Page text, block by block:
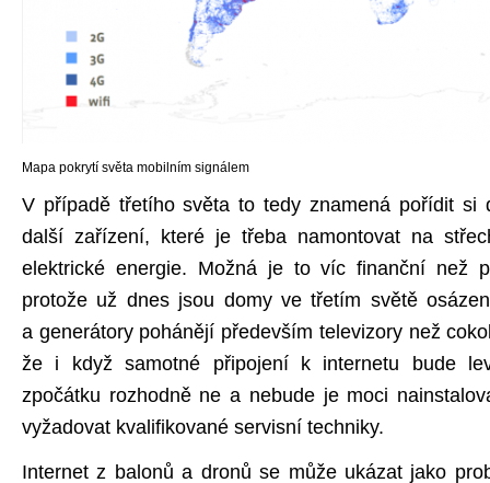
Mapa pokrytí světa mobilním signálem
V případě třetího světa to tedy znamená pořídit si
další zařízení, které je třeba namontovat na
elektrické energie. Možná je to víc finanční než
protože už dnes jsou domy ve třetím světě
a generátory pohánějí především televizory než
že i když samotné připojení k internetu bude
zpočátku rozhodně ne a nebude je moci
vyžadovat kvalifikované servisní techniky.
Internet z balonů a dronů se může ukázat jako